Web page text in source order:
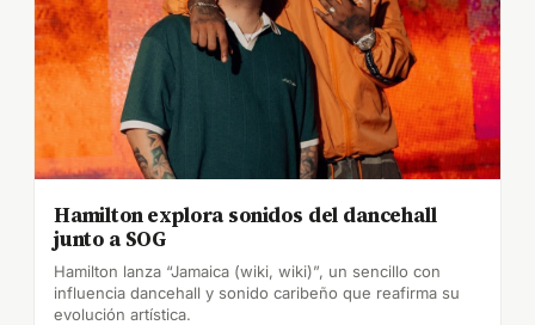
Hamilton explora sonidos del dancehall
junto a SOG
Hamilton lanza “Jamaica (wiki, wiki)”, un sencillo con
influencia dancehall y sonido caribeño que reafirma su
evolución artística.